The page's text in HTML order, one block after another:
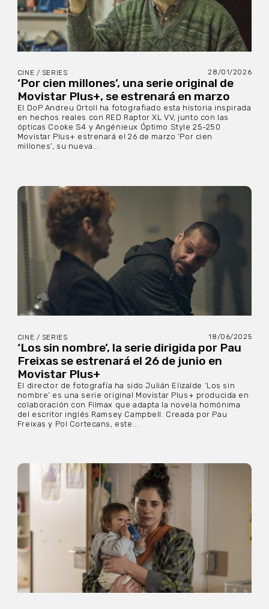
CINE / SERIES 28/01/2026
‘Por cien millones’, una serie original de
Movistar Plus+, se estrenará en marzo
El DoP Andreu Ortoll ha fotografiado esta historia inspirada
en hechos reales con RED Raptor XL VV, junto con las
ópticas Cooke S4 y Angénieux Óptimo Style 25-250
Movistar Plus+ estrenará el 26 de marzo ‘Por cien
millones’, su nueva...
CINE / SERIES 18/06/2025
‘Los sin nombre’, la serie dirigida por Pau
Freixas se estrenará el 26 de junio en
Movistar Plus+
El director de fotografía ha sido Julián Elizalde ‘Los sin
nombre’ es una serie original Movistar Plus+ producida en
colaboración con Filmax que adapta la novela homónima
del escritor inglés Ramsey Campbell. Creada por Pau
Freixas y Pol Cortecans, este...